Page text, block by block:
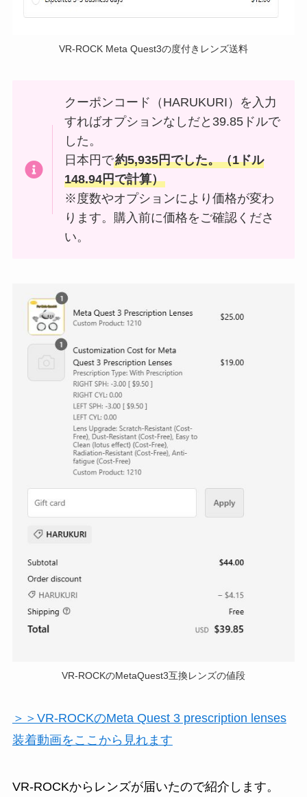
VR-ROCK Meta Quest3の度付きレンズ送料
クーポンコード（HARUKURI）を入力
すればオプションなしだと39.85ドルで
した。
日本円で約5,935円でした。（1ドル
148.94円で計算）
※度数やオプションにより価格が変わ
ります。購入前に価格をご確認くださ
い。
VR-ROCKのMetaQuest3互換レンズの値段
＞＞VR-ROCKのMeta Quest 3 prescription lenses
装着動画をここから見れます
VR-ROCKからレンズが届いたので紹介します。